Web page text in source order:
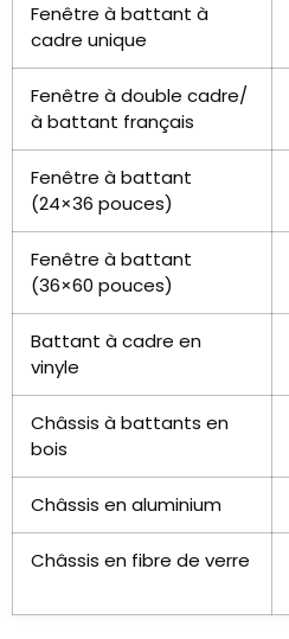
Fenêtre à battant à
cadre unique
Fenêtre à double cadre/
à battant français
Fenêtre à battant
(24×36 pouces)
Fenêtre à battant
(36×60 pouces)
Battant à cadre en
vinyle
Châssis à battants en
bois
Châssis en aluminium
Châssis en fibre de verre